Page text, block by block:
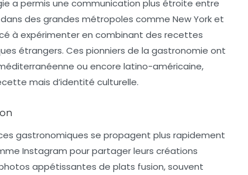
a permis une communication plus étroite entre
des grandes métropoles comme New York et
à expérimenter en combinant des recettes
étrangers. Ces pionniers de la gastronomie ont
ou encore latino-américaine,
mais d’identité culturelle.
gastronomiques se propagent plus rapidement
Instagram pour partager leurs créations
appétissantes de plats fusion, souvent